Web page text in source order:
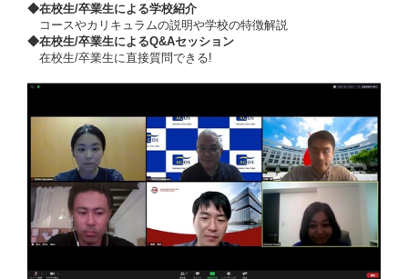
◆在校生/卒業生による学校紹介
コースやカリキュラムの説明や学校の特徴解説
◆在校生/卒業生によるQ&Aセッション
在校生/卒業生に直接質問できる!